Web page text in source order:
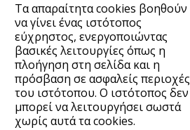
Τα απαραίτητα cookies βοηθούν
να γίνει ένας ιστότοπος
εύχρηστος, ενεργοποιώντας
βασικές λειτουργίες όπως η
πλοήγηση στη σελίδα και η
πρόσβαση σε ασφαλείς περιοχές
του ιστότοπου. Ο ιστότοπος δεν
μπορεί να λειτουργήσει σωστά
χωρίς αυτά τα cookies.